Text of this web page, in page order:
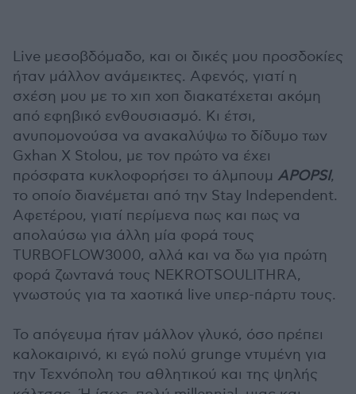
Live μεσοβδόμαδο, και οι δικές μου προσδοκίες
ήταν μάλλον ανάμεικτες. Αφενός, γιατί η
σχέση μου με το χιπ χοπ διακατέχεται ακόμη
από εφηβικό ενθουσιασμό. Κι έτσι,
ανυπομονούσα να ανακαλύψω το δίδυμο των
Gxhan X Stolou, με τον πρώτο να έχει
πρόσφατα κυκλοφορήσει το άλμπουμ APOPSI,
το οποίο διανέμεται από την Stay Independent.
Αφετέρου, γιατί περίμενα πως και πως να
απολαύσω για άλλη μία φορά τους
TURBOFLOW3000, αλλά και να δω για πρώτη
φορά ζωντανά τους NEKROTSOULITHRA,
γνωστούς για τα χαοτικά live υπερ-πάρτυ τους.
Το απόγευμα ήταν μάλλον γλυκό, όσο πρέπει
καλοκαιρινό, κι εγώ πολύ grunge ντυμένη για
την Τεχνόπολη του αθλητικού και της ψηλής